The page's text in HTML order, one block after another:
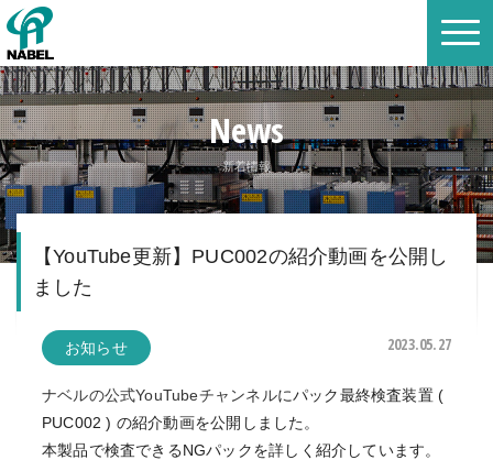
News
新着情報
【YouTube更新】PUC002の紹介動画を公開し
ました
お知らせ 2023.05.27
ナベルの公式YouTubeチャンネルにパック最終検査装置 (
PUC002 ) の紹介動画を公開しました。
本製品で検査できるNGパックを詳しく紹介しています。